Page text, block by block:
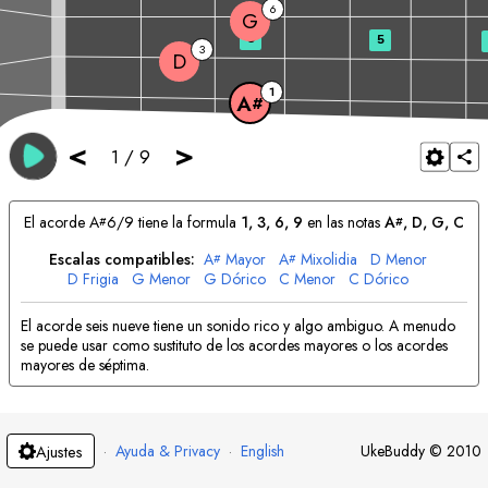
< 1 / 9 >
A# 1
D 3
G 6
3 5
El acorde A#6/9 tiene la formula 1, 3, 6, 9 en las notasA#, D, G, C
Escalas compatibles: A# Mayor A# Mixolidia D Menor
D Frigia G Menor G Dórico C Menor C Dórico
El acorde seis nueve tiene un sonido rico y algo ambiguo. A menudo
se puede usar como sustituto de los acordes mayores o los acordes
mayores de séptima.
Ajustes · Ayuda & Privacy · English UkeBuddy © 2010